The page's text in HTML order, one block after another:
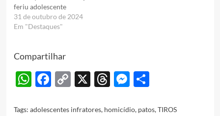
feriu adolescente
31 de outubro de 2024
Em "Destaques"
Compartilhar
WhatsApp
Facebook
Copy
X Threads
Messenger
Share
Tags: adolescentes infratores, homicídio, patos,TIROS